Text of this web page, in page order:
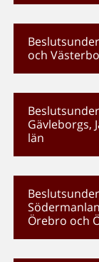
och
Gävleborgs,
län
Örebro och